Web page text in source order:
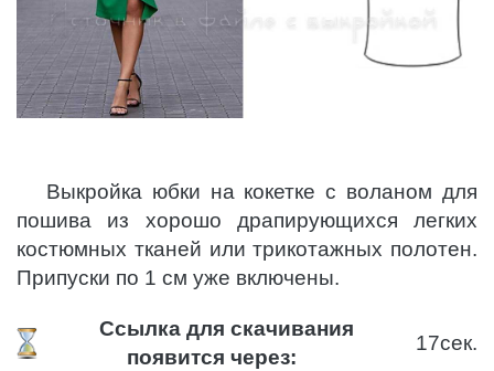
Выкройка юбки на кокетке с воланом для
пошива из хорошо драпирующихся легких
костюмных тканей или трикотажных полотен.
Припуски по 1 см уже включены.
Ссылка для скачивания
появится через:
16сек.